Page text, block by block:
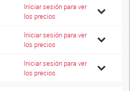
Iniciar sesión para ver
los precios
Iniciar sesión para ver
los precios
Iniciar sesión para ver
los precios